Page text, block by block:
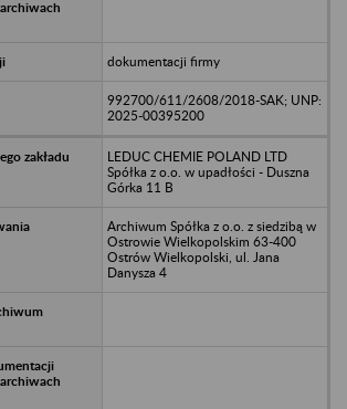
dokumentacji firmy
992700/611/2608/2018-SAK; UNP:
2025-00395200
LEDUC CHEMIE POLAND LTD
Spółka z o.o. w upadłości - Duszna
Górka 11 B
Archiwum Spółka z o.o. z siedzibą w
Ostrowie Wielkopolskim 63-400
Ostrów Wielkopolski, ul. Jana
Danysza 4